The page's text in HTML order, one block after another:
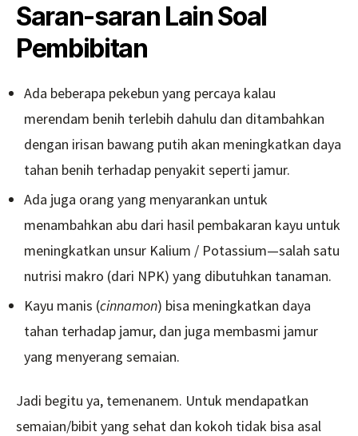
Saran-saran Lain Soal
Pembibitan
Ada beberapa pekebun yang percaya kalau
merendam benih terlebih dahulu dan ditambahkan
dengan irisan bawang putih akan meningkatkan daya
tahan benih terhadap penyakit seperti jamur.
Ada juga orang yang menyarankan untuk
menambahkan abu dari hasil pembakaran kayu untuk
meningkatkan unsur Kalium / Potassium—salah satu
nutrisi makro (dari NPK) yang dibutuhkan tanaman.
Kayu manis (cinnamon) bisa meningkatkan daya
tahan terhadap jamur, dan juga membasmi jamur
yang menyerang semaian.
Jadi begitu ya, temenanem. Untuk mendapatkan
semaian/bibit yang sehat dan kokoh tidak bisa asal